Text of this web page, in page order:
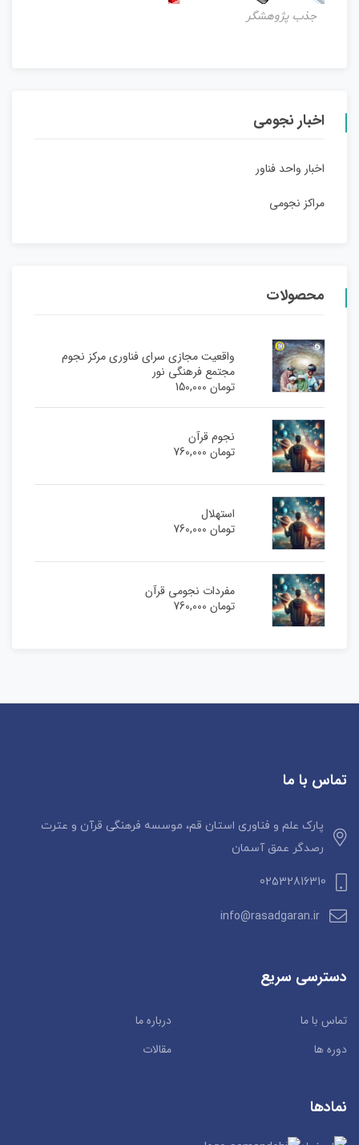
جذب پژوهشگر
اخبار نجومی
اخبار واحد فناور
مراکز نجومی
محصولات
واقعیت مجازی سرای فناوری مرکز نجوم
مجتمع فرهنگی نور
تومان150,000
نجوم قرآن
تومان760,000
استهلال
تومان760,000
مفردات نجومی قرآن
تومان760,000
تماس با ما
پارک علم و فناوری استان قم، موسسه فرهنگی قرآن و عترت
رصدگر عمق آسمان
02532816310
info@rasadgaran.ir
دسترسی سریع
تماس با ما
درباره ما
دوره ها
مقالات
نمادها